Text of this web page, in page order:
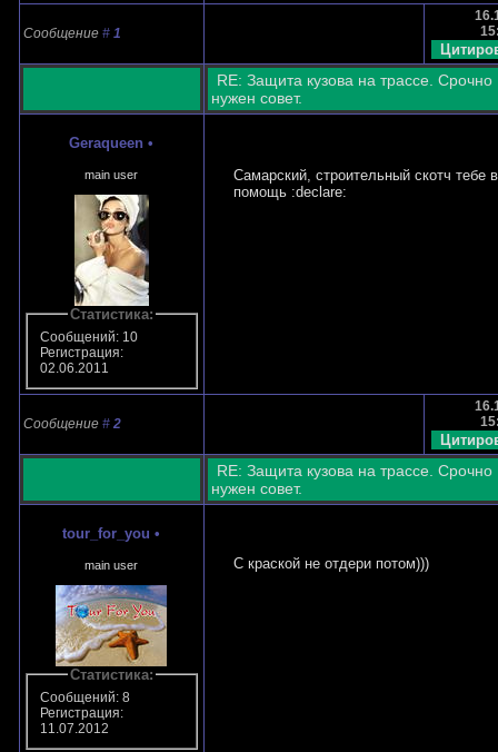
Сообщение # 1
RE: Защита кузова на трассе. Срочно
нужен совет.
Geraqueen •
main user
Статистика:
Сообщений: 10
Регистрация:
02.06.2011
Самарский, строительный скотч тебе в
помощь :declare:
Сообщение # 2
RE: Защита кузова на трассе. Срочно
нужен совет.
tour_for_you •
main user
Статистика:
Сообщений: 8
Регистрация:
11.07.2012
С краской не отдери потом)))